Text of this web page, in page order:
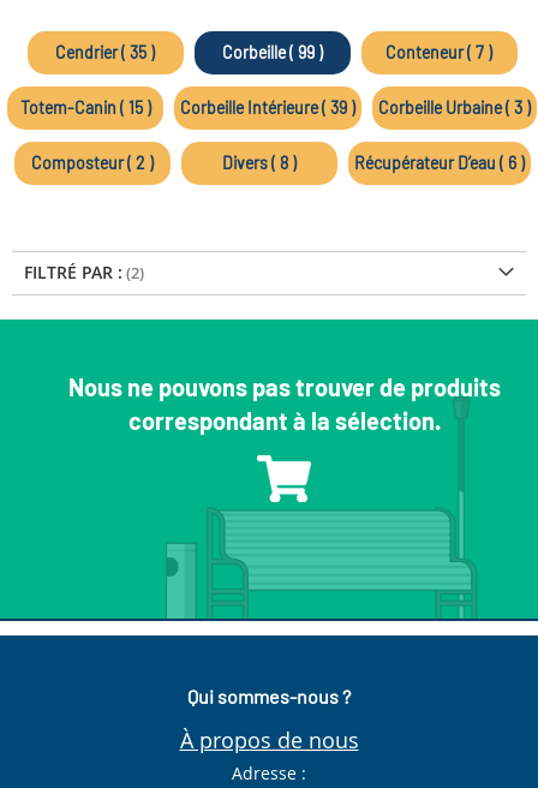
Cendrier ( 35 ) Corbeille ( 99 ) Conteneur ( 7 )
Totem-Canin ( 15 ) Corbeille Intérieure ( 39 ) Corbeille Urbaine ( 3 )
Composteur ( 2 ) Divers ( 8 ) Récupérateur D’eau ( 6 )
Nous ne pouvons pas trouver de produits
correspondant à la sélection.
FILTRÉ PAR :
Qui sommes-nous ?
À propos de nous
Adresse :